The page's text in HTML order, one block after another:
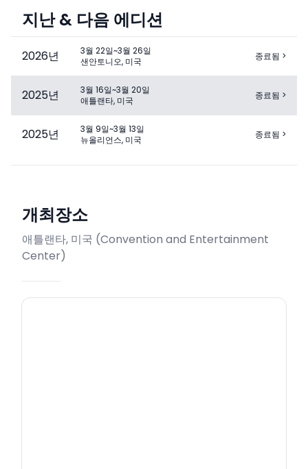
지난 & 다음 에디션
2026년
3월 22일~3월 26일
샌안토니오, 미국
종료됨 >
2025년
3월 16일~3월 20일
애틀랜타, 미국
종료됨 >
2025년
3월 9일~3월 13일
뉴올리언스, 미국
종료됨 >
개최장소
애틀랜타, 미국 (Convention and Entertainment
Center)